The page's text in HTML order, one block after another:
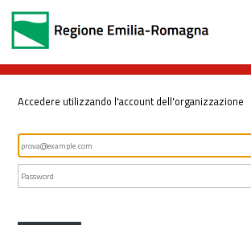
Accedere utilizzando l'account dell'organizzazione